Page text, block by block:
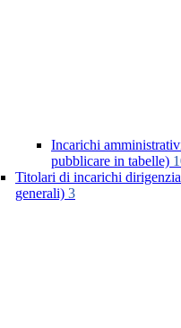
Incarichi
pubblicare in tabelle)
Titolari di incarichi
generali) 3